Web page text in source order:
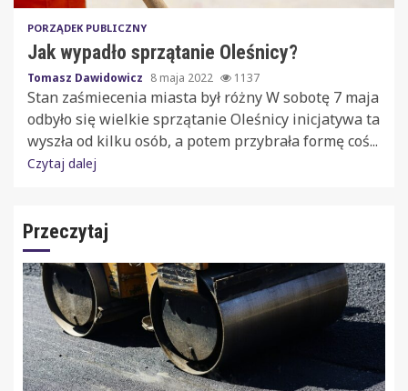
PORZĄDEK PUBLICZNY
Jak wypadło sprzątanie Oleśnicy?
Tomasz Dawidowicz 8 maja 2022 1137
Stan zaśmiecenia miasta był różny W sobotę 7 maja
odbyło się wielkie sprzątanie Oleśnicy inicjatywa ta
wyszła od kilku osób, a potem przybrała formę coś...
Czytaj dalej
Przeczytaj